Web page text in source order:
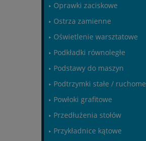
Oprawki zaciskowe
Ostrza zamienne
Oświetlenie warsztatowe
Podkładki równoległe
Podstawy do maszyn
Podtrzymki stałe / ruchome
Powłoki grafitowe
Przedłużenia stołów
Przykładnice kątowe